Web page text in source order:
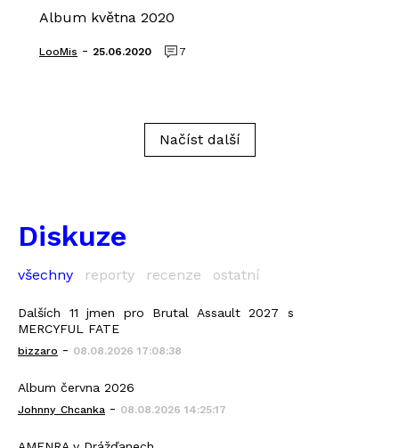
Album května 2020
LooMis - 25.06.2020 7
Načíst další
Diskuze
všechny reporty recenze ostatní
Dalších 11 jmen pro Brutal Assault 2027 s
MERCYFUL FATE
bizzaro - 08.08.2026 17:08:38
Album června 2026
Johnny_Chcanka - 08.08.2026 14:25:17